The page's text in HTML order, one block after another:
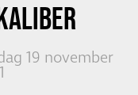
19 november